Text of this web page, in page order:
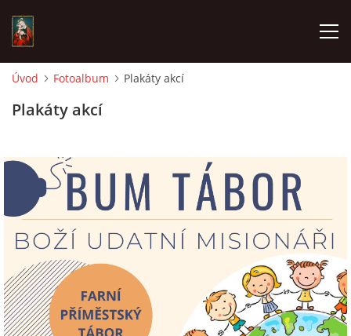
AKTUALITY
ČASOPIS CHLUMEČEK
© 2026 eStránky.cz Závadný obsah?|Zpracování dat
Úvod Fotoalbum Plakáty akcí
Plakáty akcí